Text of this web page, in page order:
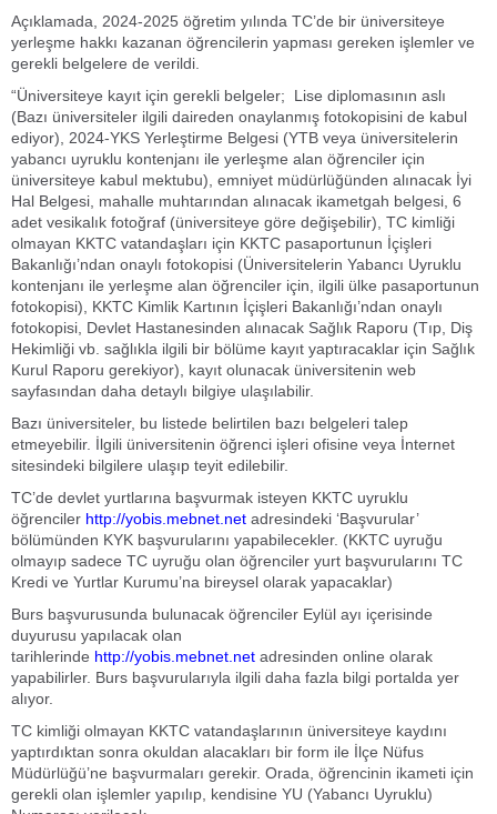
Açıklamada, 2024-2025 öğretim yılında TC’de bir üniversiteye
yerleşme hakkı kazanan öğrencilerin yapması gereken işlemler ve
gerekli belgelere de verildi.
“Üniversiteye kayıt için gerekli belgeler; Lise diplomasının aslı
(Bazı üniversiteler ilgili daireden onaylanmış fotokopisini de kabul
ediyor), 2024-YKS Yerleştirme Belgesi (YTB veya üniversitelerin
yabancı uyruklu kontenjanı ile yerleşme alan öğrenciler için
üniversiteye kabul mektubu), emniyet müdürlüğünden alınacak İyi
Hal Belgesi, mahalle muhtarından alınacak ikametgah belgesi, 6
adet vesikalık fotoğraf (üniversiteye göre değişebilir), TC kimliği
olmayan KKTC vatandaşları için KKTC pasaportunun İçişleri
Bakanlığı’ndan onaylı fotokopisi (Üniversitelerin Yabancı Uyruklu
kontenjanı ile yerleşme alan öğrenciler için, ilgili ülke pasaportunun
fotokopisi), KKTC Kimlik Kartının İçişleri Bakanlığı’ndan onaylı
fotokopisi, Devlet Hastanesinden alınacak Sağlık Raporu (Tıp, Diş
Hekimliği vb. sağlıkla ilgili bir bölüme kayıt yaptıracaklar için Sağlık
Kurul Raporu gerekiyor), kayıt olunacak üniversitenin web
sayfasından daha detaylı bilgiye ulaşılabilir.
Bazı üniversiteler, bu listede belirtilen bazı belgeleri talep
etmeyebilir. İlgili üniversitenin öğrenci işleri ofisine veya İnternet
sitesindeki bilgilere ulaşıp teyit edilebilir.
TC’de devlet yurtlarına başvurmak isteyen KKTC uyruklu
öğrenciler http://yobis.mebnet.net adresindeki ‘Başvurular’
bölümünden KYK başvurularını yapabilecekler. (KKTC uyruğu
olmayıp sadece TC uyruğu olan öğrenciler yurt başvurularını TC
Kredi ve Yurtlar Kurumu’na bireysel olarak yapacaklar)
Burs başvurusunda bulunacak öğrenciler Eylül ayı içerisinde
duyurusu yapılacak olan
tarihlerinde http://yobis.mebnet.net adresinden online olarak
yapabilirler. Burs başvurularıyla ilgili daha fazla bilgi portalda yer
alıyor.
TC kimliği olmayan KKTC vatandaşlarının üniversiteye kaydını
yaptırdıktan sonra okuldan alacakları bir form ile İlçe Nüfus
Müdürlüğü’ne başvurmaları gerekir. Orada, öğrencinin ikameti için
gerekli olan işlemler yapılıp, kendisine YU (Yabancı Uyruklu)